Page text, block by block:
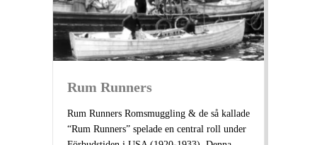
Rum Runners
Rum Runners Romsmuggling & de så kallade
“Rum Runners” spelade en central roll under